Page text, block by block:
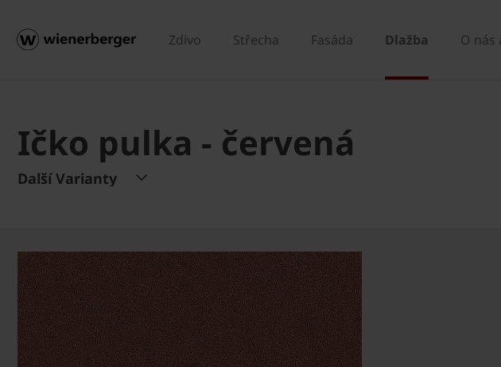
Zdivo Střecha Fasáda Dlažba O nás
Ičko pulka - červená
Další Varianty